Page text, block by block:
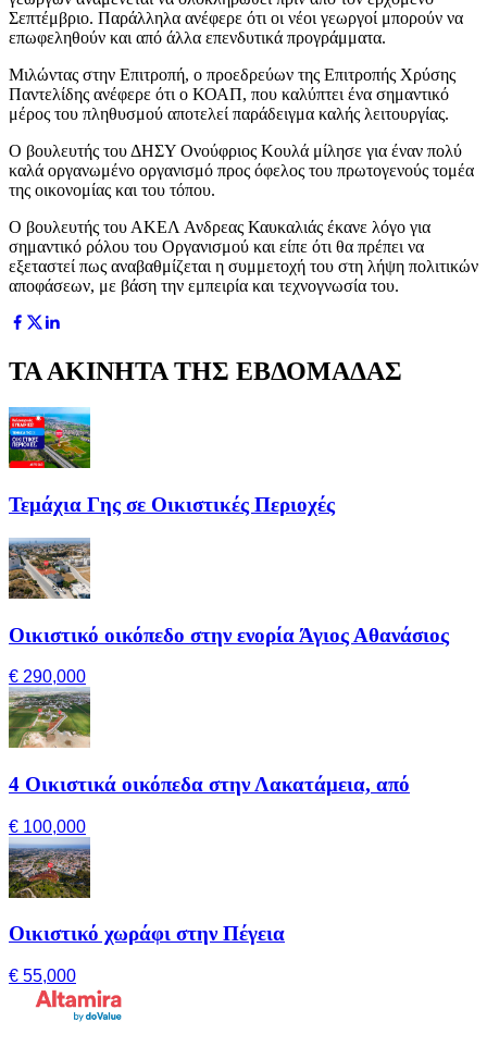
Σεπτέμβριο. Παράλληλα ανέφερε ότι οι νέοι γεωργοί μπορούν να
επωφεληθούν και από άλλα επενδυτικά προγράμματα.
Μιλώντας στην Επιτροπή, ο προεδρεύων της Επιτροπής Χρύσης
Παντελίδης ανέφερε ότι ο ΚΟΑΠ, που καλύπτει ένα σημαντικό
μέρος του πληθυσμού αποτελεί παράδειγμα καλής λειτουργίας.
Ο βουλευτής του ΔΗΣΥ Ονούφριος Κουλά μίλησε για έναν πολύ
καλά οργανωμένο οργανισμό προς όφελος του πρωτογενούς τομέα
της οικονομίας και του τόπου.
Ο βουλευτής του ΑΚΕΛ Ανδρεας Καυκαλιάς έκανε λόγο για
σημαντικό ρόλου του Οργανισμού και είπε ότι θα πρέπει να
εξεταστεί πως αναβαθμίζεται η συμμετοχή του στη λήψη πολιτικών
αποφάσεων, με βάση την εμπειρία και τεχνογνωσία του.
ΤΑ ΑΚΙΝΗΤΑ ΤΗΣ ΕΒΔΟΜΑΔΑΣ
Τεμάχια Γης σε Οικιστικές Περιοχές
Οικιστικό οικόπεδο στην ενορία Άγιος Αθανάσιος
€ 290,000
4 Οικιστικά οικόπεδα στην Λακατάμεια, από
€ 100,000
Οικιστικό χωράφι στην Πέγεια
€ 55,000